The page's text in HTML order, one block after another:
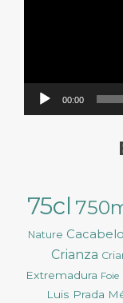
00:00
75cl
Nature
Crianza
Extremadura Foie
Luis Prada